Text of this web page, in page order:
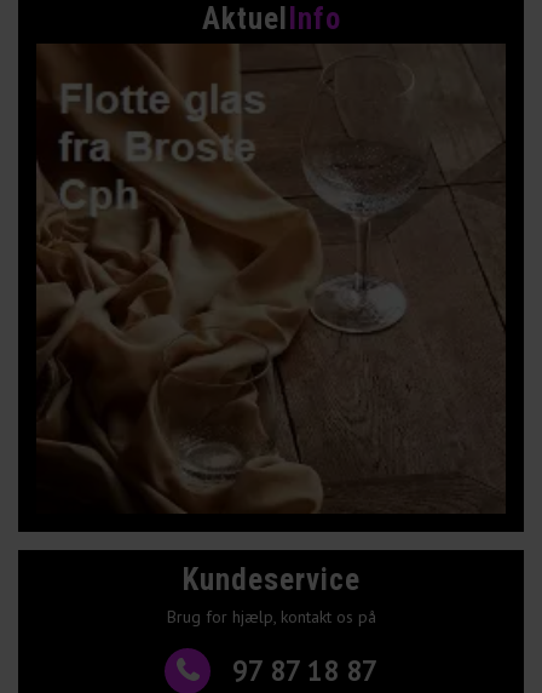
Aktuel Info
Kundeservice
Brug for hjælp, kontakt os på
97 87 18 87